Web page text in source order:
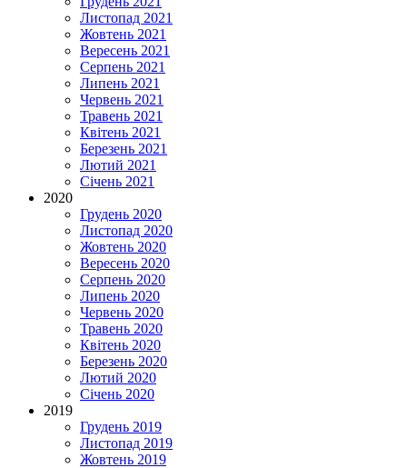
Листопад 2021
Жовтень 2021
Вересень 2021
Серпень 2021
Липень 2021
Червень 2021
Травень 2021
Квітень 2021
Березень 2021
Лютий 2021
Січень 2021
2020
Грудень 2020
Листопад 2020
Жовтень 2020
Вересень 2020
Серпень 2020
Липень 2020
Червень 2020
Травень 2020
Квітень 2020
Березень 2020
Лютий 2020
Січень 2020
2019
Грудень 2019
Листопад 2019
Жовтень 2019